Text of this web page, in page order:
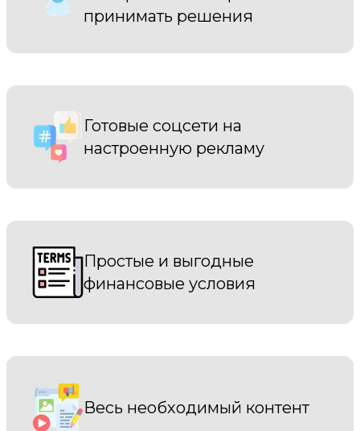
принимать решения
Готовые соцсети на
настроенную рекламу
Простые и выгодные
финансовые условия
Весь необходимый контент